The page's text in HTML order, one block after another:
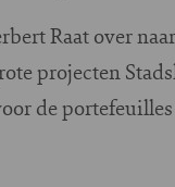
Raat over
projecten
de